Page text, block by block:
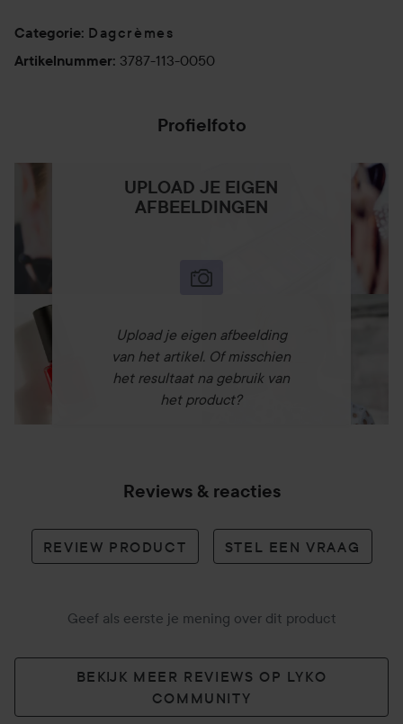
overgevoeligheid. Voor een boost in hydratatie en
elasticiteit bevat de crème tamarindezaadextract en
Categorie: Dagcrèmes
Artikelnummer: 3787-113-0050
Profielfoto
UPLOAD JE EIGEN
AFBEELDINGEN
Upload je eigen afbeelding
van het artikel. Of misschien
het resultaat na gebruik van
het product?
Reviews & reacties
REVIEW PRODUCT STEL EEN VRAAG
Geef als eerste je mening over dit product
BEKIJK MEER REVIEWS OP LYKO
COMMUNITY